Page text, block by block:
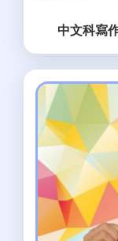
中文科寫